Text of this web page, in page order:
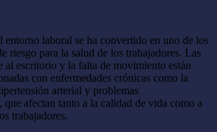
entorno laboral se ha convertido en uno de los
riesgo para la salud de los trabajadores. Las
al escritorio y la falta de movimiento están
con enfermedades crónicas como la
arterial y problemas
que afectan tanto a la calidad de vida como a
trabajadores.